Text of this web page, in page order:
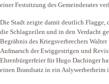
einer Festsitzung des Gemeinderates
Die Stadt zeigte damit deutlich Flagge,
die Schlagzeilen und in den Verdacht
Begräbnis des Kriegsverbrechers
Aufmarsch der Ewiggestrigen und
Ehrenbürgerfeier für Hugo Dachinger
einen Brandsatz in ein